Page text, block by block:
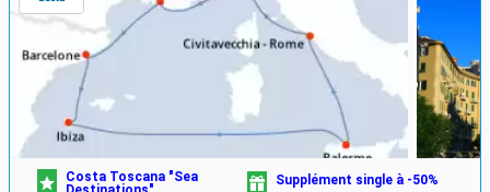
Costa Toscana "Sea
Supplément single à -50%